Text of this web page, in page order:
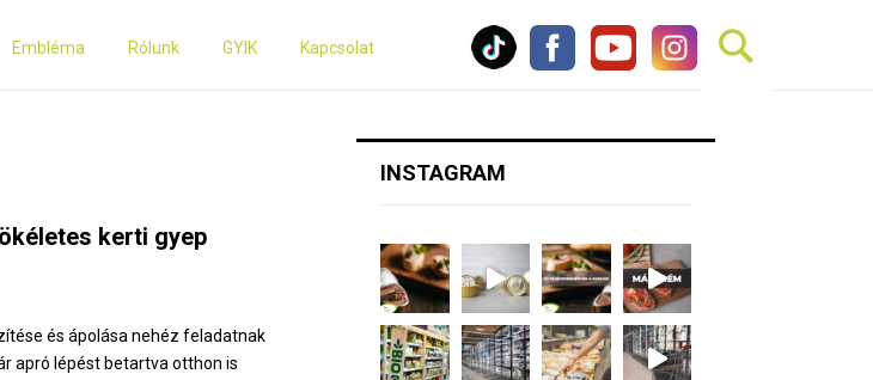
Embléma Rólunk GYIK Kapcsolat
kerti gyep
és ápolása nehéz feladatnak
apró lépést betartva otthon is
INSTAGRAM